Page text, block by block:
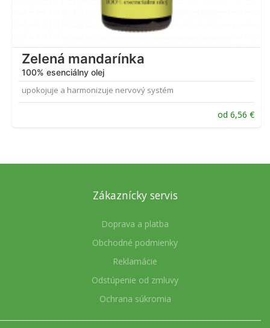
Zelená mandarínka
100% esenciálny olej
upokojuje a harmonizuje nervový systém
od 6,56 €
Zákaznícky servis
Doprava a platba
Obchodné podmienky
Reklamácie
Odstúpenie od zmluvy
Ochrana súkromia